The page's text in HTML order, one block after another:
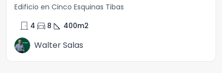
Edificio en Cinco Esquinas Tibas
door_front 4 directions_car 8 square_foot 400m2
Walter Salas